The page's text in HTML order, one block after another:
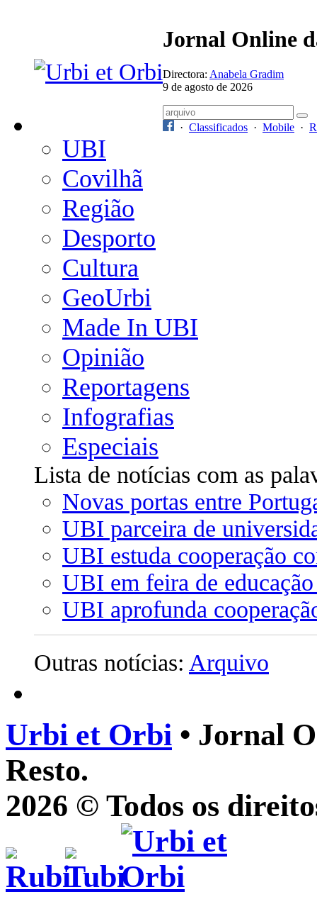
Jornal Online
Directora: Anabela Gradim
9 de agosto de 2026
· Classificados · Mobile ·
UBI
Covilhã
Região
Desporto
Cultura
GeoUrbi
Made In UBI
Opinião
Reportagens
Infografias
Especiais
Lista de notícias com as
Novas portas entre
UBI parceira de
UBI estuda cooperação
UBI em feira de
UBI aprofunda
Outras notícias: Arquivo
Urbi et Orbi • Jornal
Resto.
2026 © Todos os